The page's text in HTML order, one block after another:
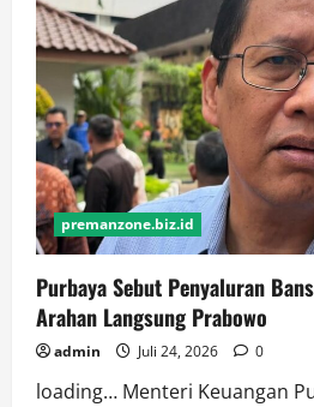
premanzone.biz.id
Purbaya Sebut Penyaluran
Arahan Langsung Prabowo
admin Juli 24, 2026 0
loading… Menteri Keuangan